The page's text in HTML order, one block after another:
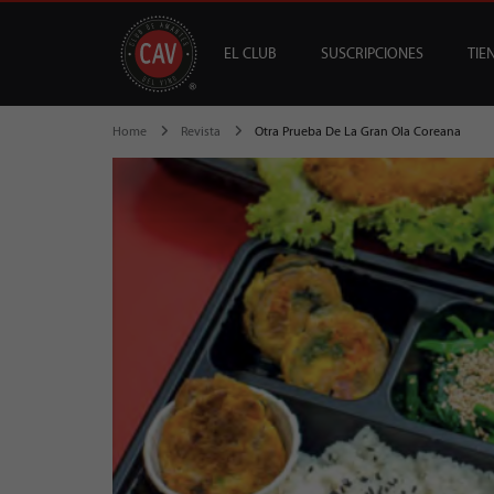
EL CLUB
CAV +
SUSCRIPCIONES
OFERTAS DESTACADOS
GUÍA MESA DE
Home Revista Otra Prueba De La Gran Ola Coreana